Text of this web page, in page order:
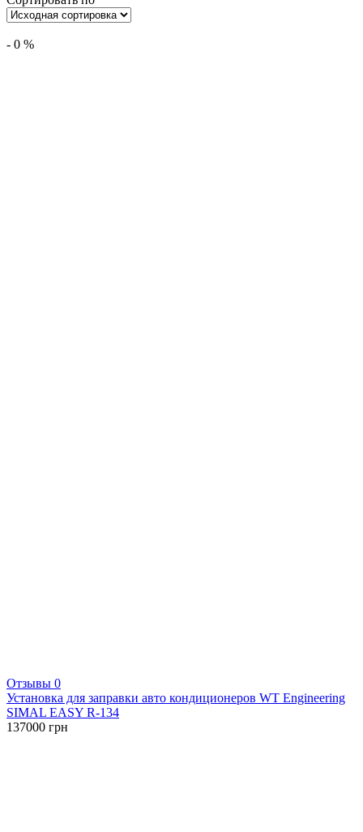
- 0 %
Отзывы 0
Установка для заправки авто кондиционеров WT Engineering
SIMAL EASY R-134
137000 грн